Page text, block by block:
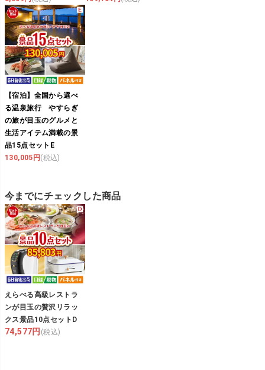
【宿泊】全国から選べ
る温泉旅行 やすらぎ
の旅が目玉のグルメと
生活アイテム満載の景
品15点セットE
130,005円 (税込)
今までにチェックした商品
えらべる高級レストラ
ンが目玉の贅沢リラッ
クス景品10点セットD
74,577円 (税込)